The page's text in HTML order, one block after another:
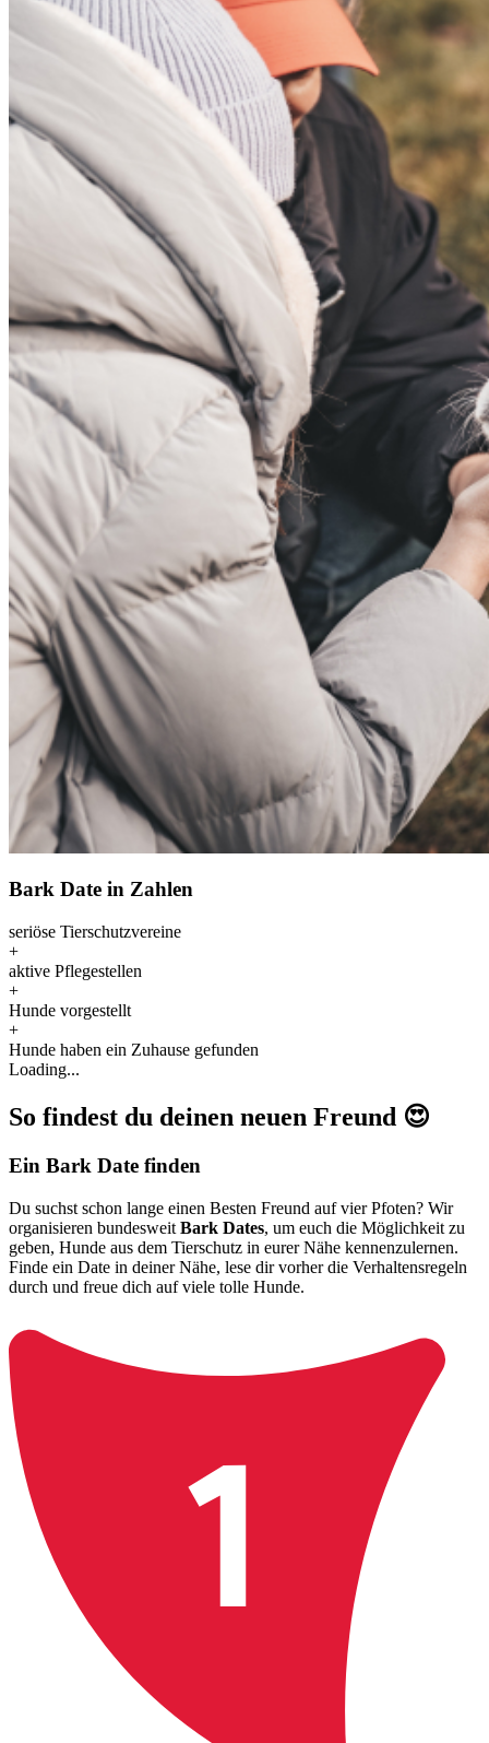
Bark Date in Zahlen
seriöse Tierschutzvereine
+
aktive Pflegestellen
+
Hunde vorgestellt
+
Hunde haben ein Zuhause gefunden
Loading...
So findest du deinen neuen Freund 😍
Ein Bark Date finden
Du suchst schon lange einen Besten Freund auf vier Pfoten? Wir
organisieren bundesweit Bark Dates, um euch die Möglichkeit zu
geben, Hunde aus dem Tierschutz in eurer Nähe kennenzulernen.
Finde ein Date in deiner Nähe, lese dir vorher die Verhaltensregeln
durch und freue dich auf viele tolle Hunde.